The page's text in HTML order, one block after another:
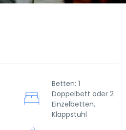
Betten: 1
Doppelbett oder 2
Einzelbetten,
Klappstuhl